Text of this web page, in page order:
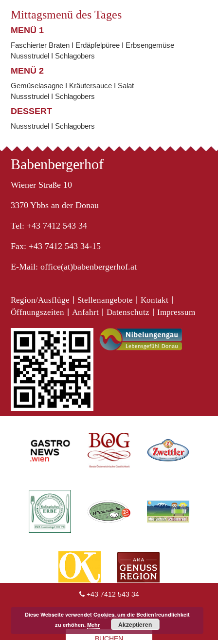
+43 7412 543 34
ANFRAGE
Mittagsmenü des Tages
MENÜ 1
Faschierter Braten I Erdäpfelpüree I Erbsengemüse
Nussstrudel I Schlagobers
MENÜ 2
Gemüselasagne I Kräutersauce I Salat
Nussstrudel I Schlagobers
DESSERT
Nussstrudel I Schlagobers
Babenbergerhof
Wiener Straße 10
3370 Ybbs an der Donau
Tel: +43 7412 543 34
Fax: +43 7412 543 34-15
E-Mail:office(at)babenbergerhof.at
Region/Ausflüge Stellenangebote Kontakt
Öffnungszeiten Anfahrt Datenschutz Impressum
Diese Webseite verwendet Cookies, um die Bedienfreundlichkeit
zu erhöhen. Mehr Akzeptieren